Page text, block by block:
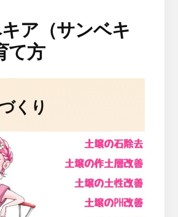
ア（サンベキ
て方
くり